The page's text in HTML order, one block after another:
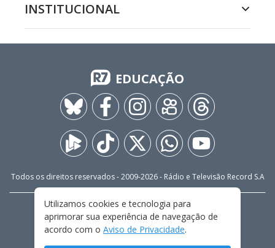
INSTITUCIONAL
EDUCAÇÃO
Todos os direitos reservados - 2009-2026- Rádio e Televisão Record S.A
FALE CONOSCO
PRIVACIDADE
TERMOS E CONDIÇÕES DE USO
Utilizamos cookies e tecnologia para
aprimorar sua experiência de navegação de
acordo com o Aviso de Privacidade.